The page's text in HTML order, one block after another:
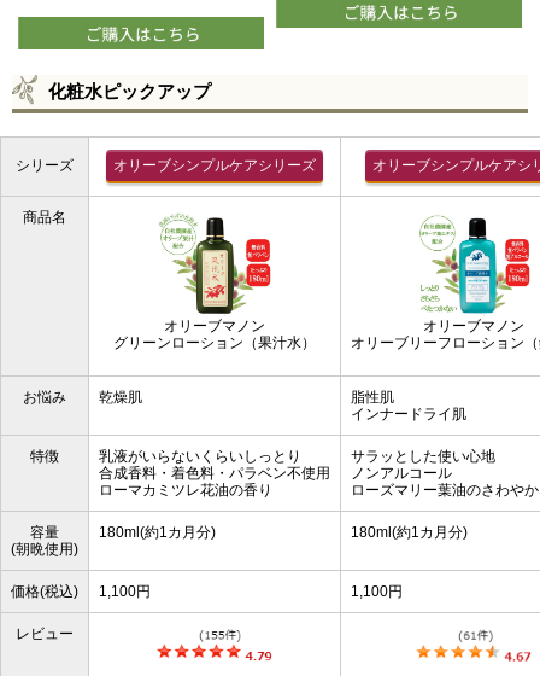
化粧水ピックアップ
シリーズ オリーブシンプルケアシリーズ オリーブシンプルケアシ
商品名
オリーブマノン
グリーンローション（果汁水）
オリーブマノン
オリーブリーフローション
お悩み 乾燥肌
脂性肌
インナードライ肌
特徴
乳液がいらないくらいしっとり
合成香料・着色料・パラベン不使用
ローマカミツレ花油の香り
サラッとした使い心地
ノンアルコール
ローズマリー葉油のさわや
容量
(朝晩使用)
180ml(約1カ月分) 180ml(約1カ月分)
価格(税込) 1,100円 1,100円
レビュー